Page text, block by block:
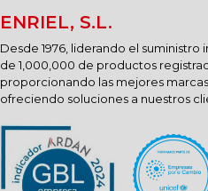
ENRIEL, S.L.
Desde 1976, liderando el suministro
de 1,000,000 de productos
proporcionando las mejores
ofreciendo soluciones a nuestros